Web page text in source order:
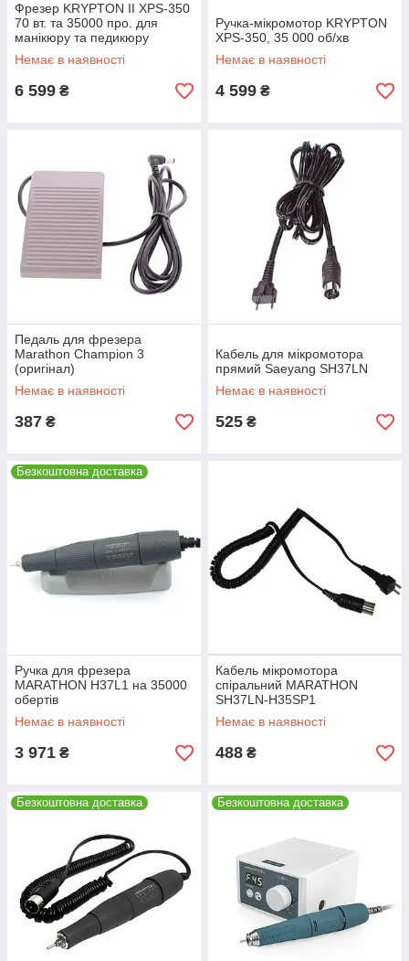
Фрезер KRYPTON II XPS-350
70 вт. та 35000 про. для
манікюру та педикюру
Немає в наявності
6 599 ₴
Ручка-мікромотор KRYPTON
XPS-350, 35 000 об/хв
Немає в наявності
4 599 ₴
Педаль для фрезера
Marathon Champion 3
(оригінал)
Немає в наявності
387 ₴
Кабель для мікромотора
прямий Saeyang SH37LN
Немає в наявності
525 ₴
Безкоштовна доставка
Ручка для фрезера
MARATHON H37L1 на 35000
обертів
Немає в наявності
3 971 ₴
Кабель мікромотора
спіральний MARATHON
SH37LN-H35SP1
Немає в наявності
488 ₴
Безкоштовна доставка Безкоштовна доставка